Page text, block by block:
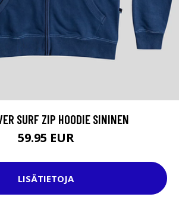
SURF ZIP HOODIE SININEN
59.95 EUR
LISÄTIETOJA